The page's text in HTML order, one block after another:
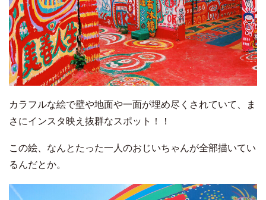
カラフルな絵で壁や地面や一面が埋め尽くされていて、ま
さにインスタ映え抜群なスポット！！
この絵、なんとたった一人のおじいちゃんが全部描いてい
るんだとか。